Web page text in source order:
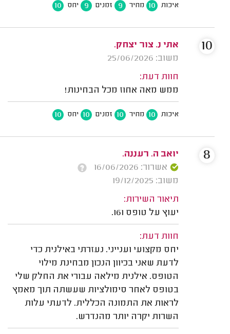
איכות 10 מחיר 9 זמנים 9 יחס 10
אתי נ. צור יצחק.
משוב: 25/06/2026
חוות דעת:
ממש מאה אחוז מכל הבחינות!
איכות 10 מחיר 10 זמנים 10 יחס 10
10
יואב ה. רעננה.
אשרור: 16/06/2026
משוב: 19/12/2025
תיאור השירות:
יעוץ על טופס 161.
חוות דעת:
יחס מקצועי וענייני. נעזרתי באילנית כדי
לדעת שאני בכיוון הנכון מבחינת מילוי
הטופס. אילנית מילאה עבורי את החלק שלי
בטופס לאחר סימולציות שעשתה תוך מאמץ
לראות את התמונה הכללית. לדעתי עלות
השרות יקרה יותר מהנדרש.
8